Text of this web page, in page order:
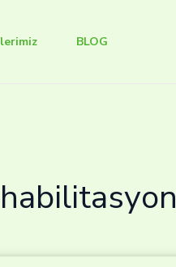
BLOG